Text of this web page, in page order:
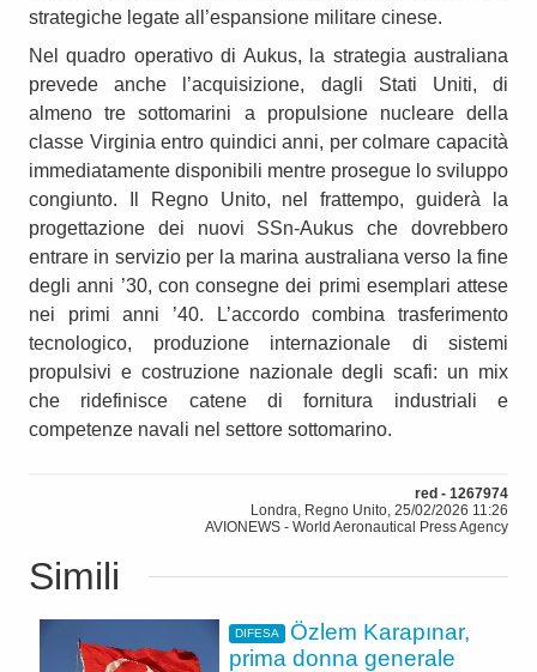
strategiche legate all’espansione militare cinese.
Nel quadro operativo di Aukus, la strategia australiana
prevede anche l’acquisizione, dagli Stati Uniti, di
almeno tre sottomarini a propulsione nucleare della
classe Virginia entro quindici anni, per colmare capacità
immediatamente disponibili mentre prosegue lo sviluppo
congiunto. Il Regno Unito, nel frattempo, guiderà la
progettazione dei nuovi SSn-Aukus che dovrebbero
entrare in servizio per la marina australiana verso la fine
degli anni ’30, con consegne dei primi esemplari attese
nei primi anni ’40. L’accordo combina trasferimento
tecnologico, produzione internazionale di sistemi
propulsivi e costruzione nazionale degli scafi: un mix
che ridefinisce catene di fornitura industriali e
competenze navali nel settore sottomarino.
red - 1267974
Londra, Regno Unito, 25/02/2026 11:26
AVIONEWS - World Aeronautical Press Agency
Simili
DIFESA
Özlem Karapınar,
prima donna generale